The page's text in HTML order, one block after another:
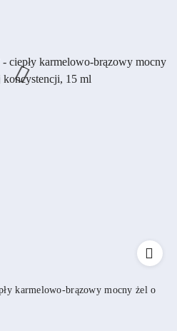
karmelowo-brązowy mocny żel o